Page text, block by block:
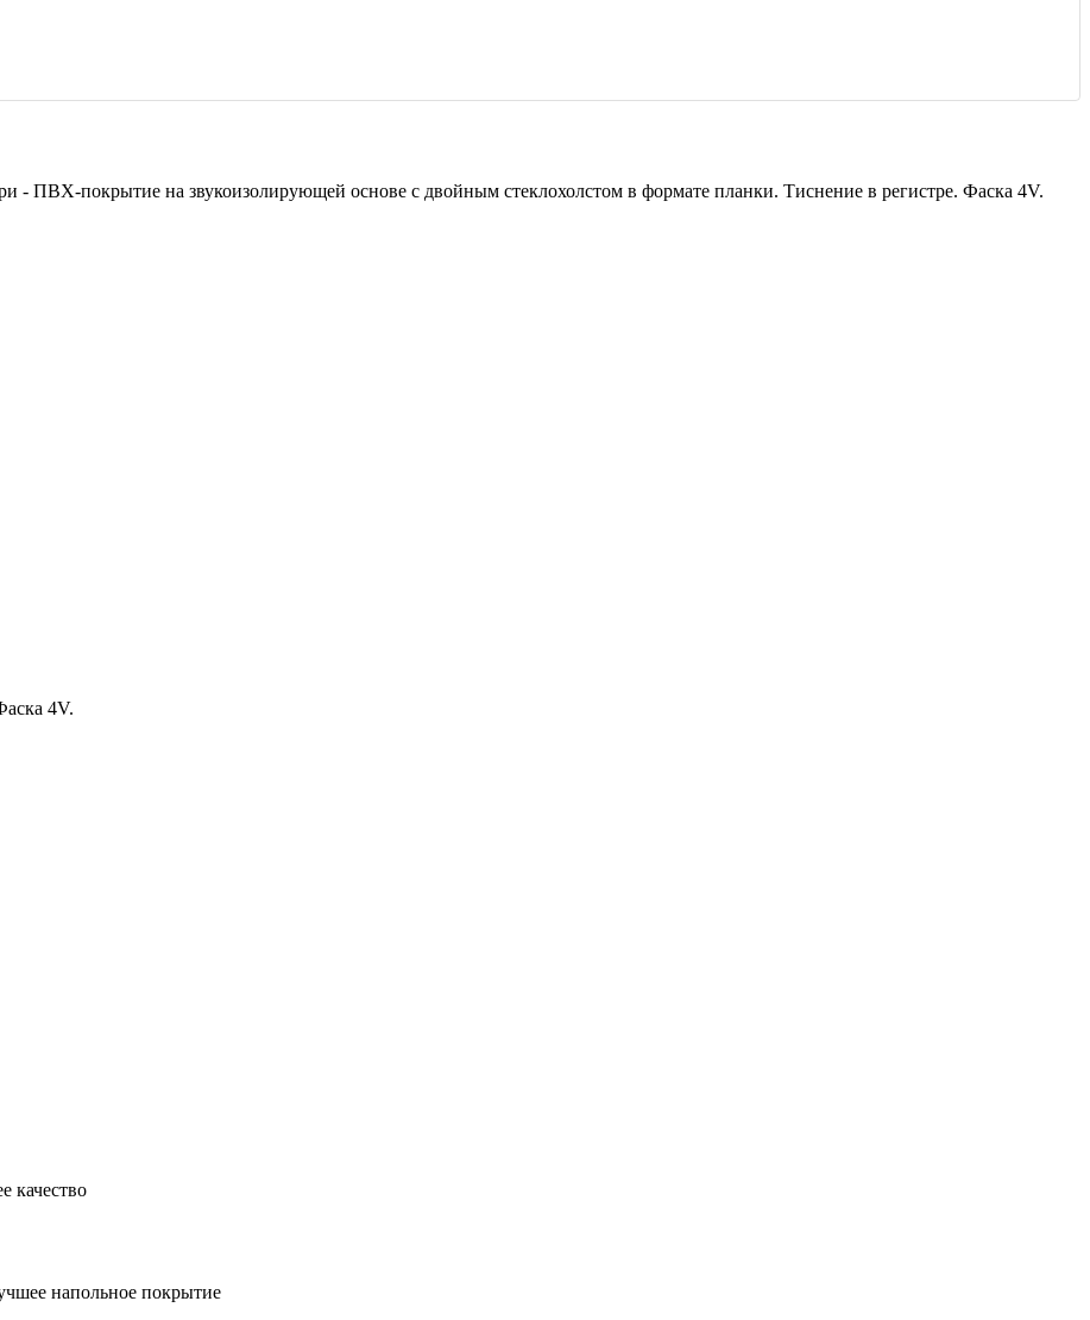
покрытие на звукоизолирующей основе с двойным стеклохолстом в формате планки. Тиснение в регистре. Фаска 4V.
4V.
качество
напольное покрытие